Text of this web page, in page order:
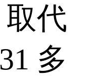
取代
多